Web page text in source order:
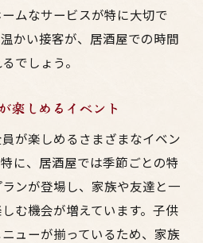
ムなサービスが特に大切で
かい接客が、居酒屋での時間
でしょう。
楽しめるイベント
が楽しめるさまざまなイベン
に、居酒屋では季節ごとの特
ンが登場し、家族や友達と一
む機会が増えています。子供
ューが揃っているため、家族